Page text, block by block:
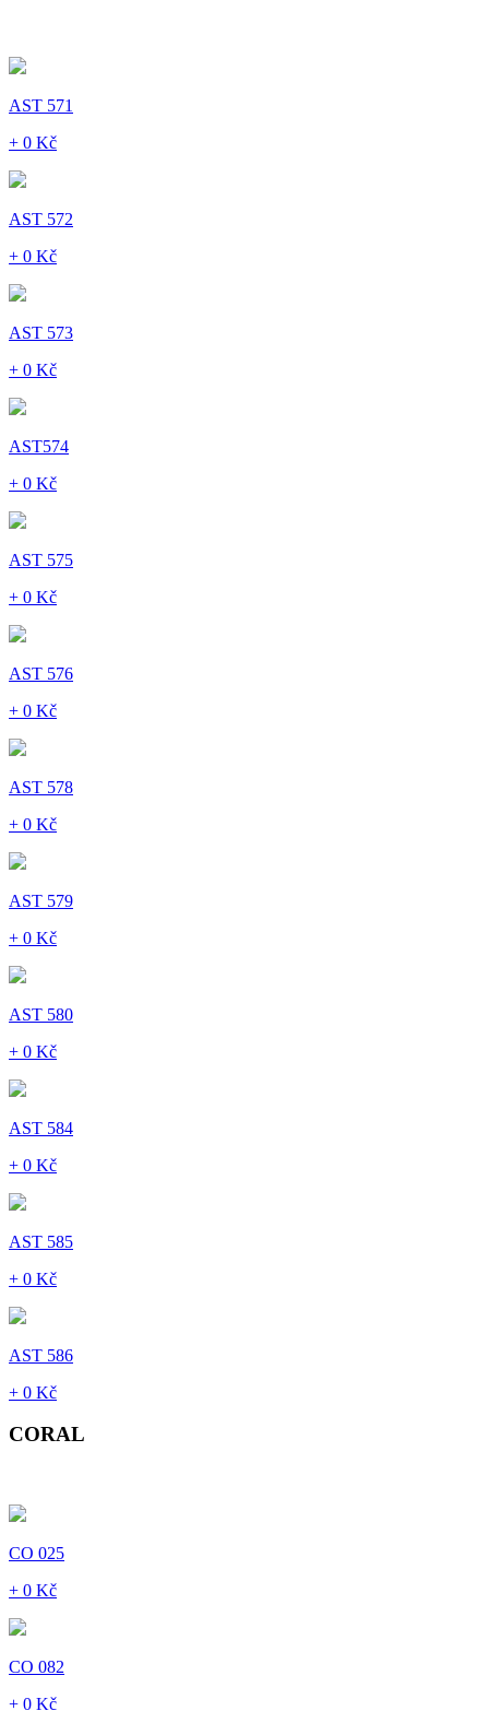
AST 571
+ 0 Kč
AST 572
+ 0 Kč
AST 573
+ 0 Kč
AST574
+ 0 Kč
AST 575
+ 0 Kč
AST 576
+ 0 Kč
AST 578
+ 0 Kč
AST 579
+ 0 Kč
AST 580
+ 0 Kč
AST 584
+ 0 Kč
AST 585
+ 0 Kč
AST 586
+ 0 Kč
CORAL
CO 025
+ 0 Kč
CO 082
+ 0 Kč